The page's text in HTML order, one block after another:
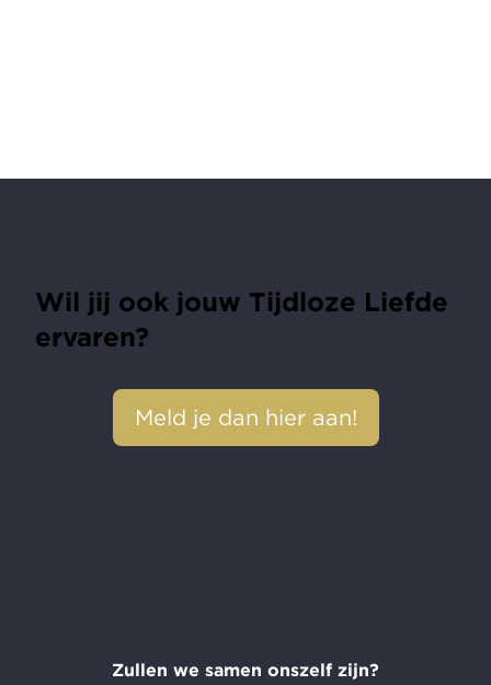
Wil jij ook jouw Tijdloze Liefde
ervaren?
Meld je dan hier aan!
Zullen we samen onszelf zijn?